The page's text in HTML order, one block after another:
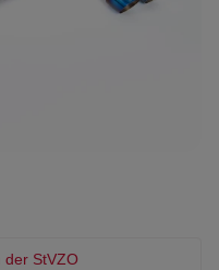
der StVZO